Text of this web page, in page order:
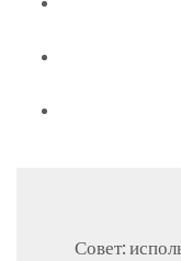
Совет: